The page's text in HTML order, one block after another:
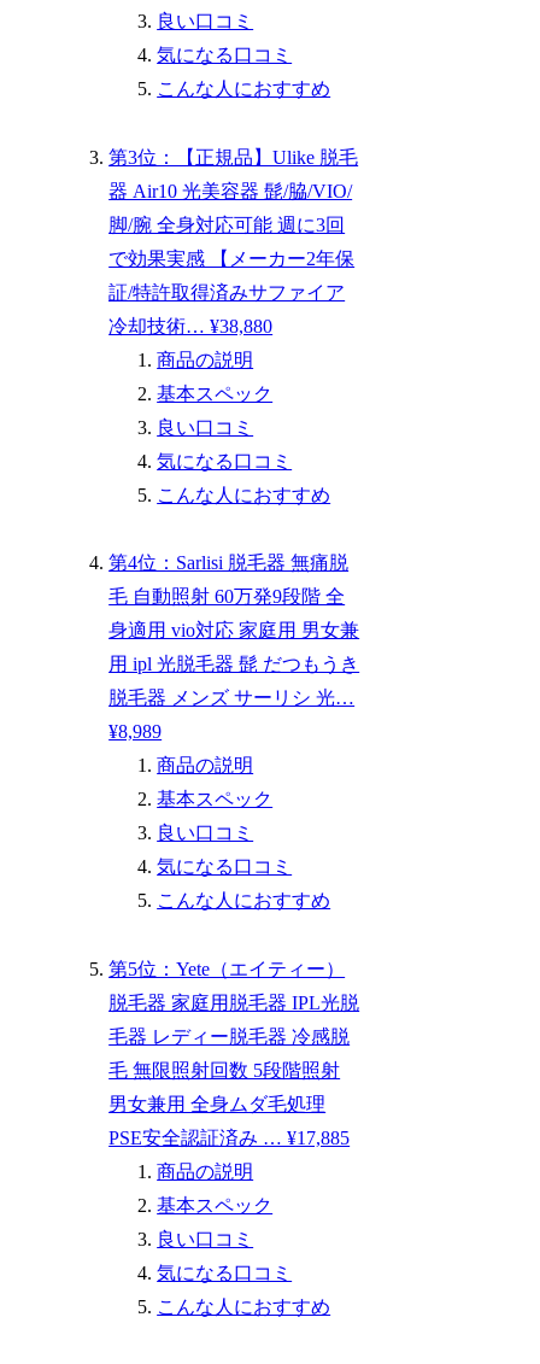
良い口コミ
気になる口コミ
こんな人におすすめ
第3位：【正規品】Ulike 脱毛
器 Air10 光美容器 髭/脇/VIO/
脚/腕 全身対応可能 週に3回
で効果実感 【メーカー2年保
証/特許取得済みサファイア
冷却技術… ¥38,880
商品の説明
基本スペック
良い口コミ
気になる口コミ
こんな人におすすめ
第4位：Sarlisi 脱毛器 無痛脱
毛 自動照射 60万発9段階 全
身適用 vio対応 家庭用 男女兼
用 ipl 光脱毛器 髭 だつもうき
脱毛器 メンズ サーリシ 光…
¥8,989
商品の説明
基本スペック
良い口コミ
気になる口コミ
こんな人におすすめ
第5位：Yete（エイティー）
脱毛器 家庭用脱毛器 IPL光脱
毛器 レディー脱毛器 冷感脱
毛 無限照射回数 5段階照射
男女兼用 全身ムダ毛処理
PSE安全認証済み … ¥17,885
商品の説明
基本スペック
良い口コミ
気になる口コミ
こんな人におすすめ